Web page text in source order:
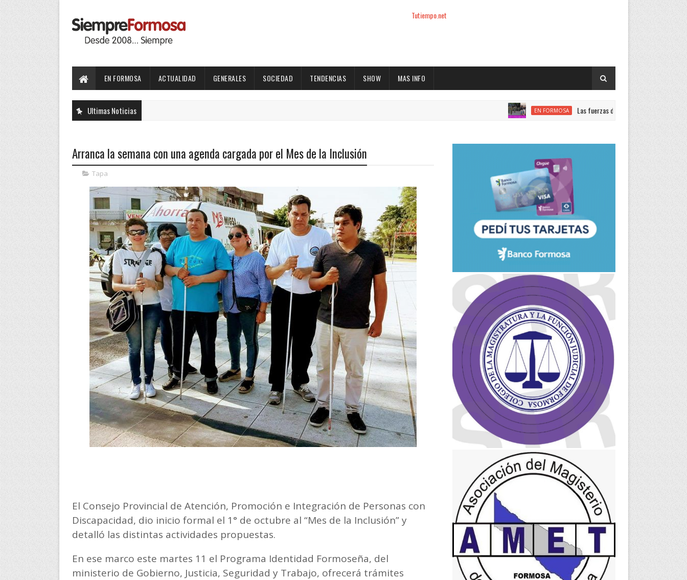
Tutiempo.net
EN FORMOSA ACTUALIDAD GENERALES SOCIEDAD TENDENCIAS SHOW MAS INFO
Ultimas Noticias EN FORMOSA Las fuerzas de seguridad nacional encabezan el
Arranca la semana con una agenda cargada por el Mes de la Inclusión
Tapa
El Consejo Provincial de Atención, Promoción e Integración de Personas con
Discapacidad, dio inicio formal el 1° de octubre al “Mes de la Inclusión” y
detalló las distintas actividades propuestas.
En ese marco este martes 11 el Programa Identidad Formoseña, del
ministerio de Gobierno, Justicia, Seguridad y Trabajo, ofrecerá trámites